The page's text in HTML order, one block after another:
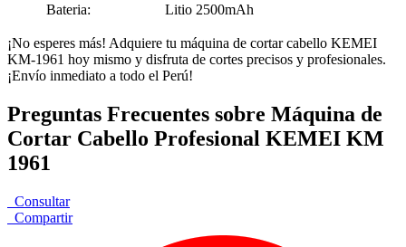
Bateria:
Litio 2500mAh
¡No esperes más! Adquiere tu máquina de cortar cabello KEMEI
KM-1961 hoy mismo y disfruta de cortes precisos y profesionales.
¡Envío inmediato a todo el Perú!
Preguntas Frecuentes sobre Máquina de
Cortar Cabello Profesional KEMEI KM
1961
Consultar
Compartir